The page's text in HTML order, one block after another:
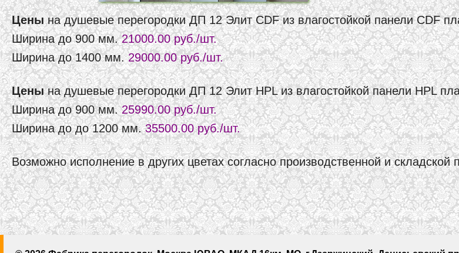
Ценына душевые перегородки ДП 12 Элит CDF из влагостойкой панели CDF
Ширина до 900 мм.21000.00 руб./шт.
Ширина до 1400 мм.29000.00 руб./шт.
Ценына душевые перегородки ДП 12 Элит HPL из влагостойкой панели HPL
Ширина до 900 мм.25990.00 руб./шт.
Ширина до до 1200 мм.35500.00 руб./шт.
Возможно исполнение в других цветах согласно производственной и складской